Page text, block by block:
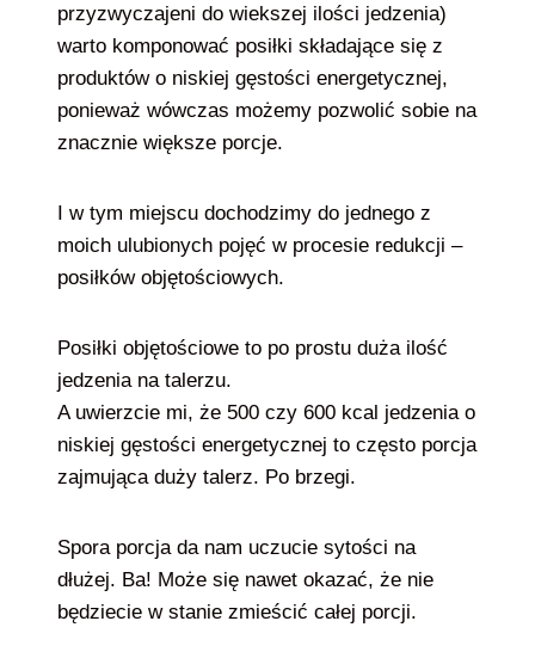
przyzwyczajeni do wiekszej ilości jedzenia)
warto komponować posiłki składające się z
produktów o niskiej gęstości energetycznej,
ponieważ wówczas możemy pozwolić sobie na
znacznie większe porcje.
I w tym miejscu dochodzimy do jednego z
moich ulubionych pojęć w procesie redukcji –
posiłków objętościowych.
Posiłki objętościowe to po prostu duża ilość
jedzenia na talerzu.
A uwierzcie mi, że 500 czy 600 kcal jedzenia o
niskiej gęstości energetycznej to często porcja
zajmująca duży talerz. Po brzegi.
Spora porcja da nam uczucie sytości na
dłużej. Ba! Może się nawet okazać, że nie
będziecie w stanie zmieścić całej porcji.